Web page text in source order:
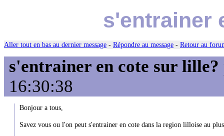
s'entrainer
Aller tout en bas au dernier message - Répondre au message - Retour au
s'entrainer en cote sur lille?
16:30:38
Bonjour a tous,
Savez vous ou l'on peut s'entrainer en cote dans la region lilloise au